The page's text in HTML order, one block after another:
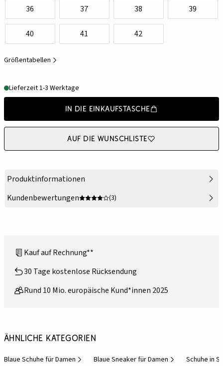
36 37 38 39
40 41 42
Größentabellen
Lieferzeit 1-3 Werktage
In die Einkaufstasche
Auf die Wunschliste
Produktinformationen
Kundenbewertungen
(3)
Kauf auf Rechnung**
30 Tage kostenlose Rücksendung
Rund 10 Mio. europäische Kund*innen 2025
Ähnliche Kategorien
Blaue Schuhe für Damen Blaue Sneaker für Damen Schuhe in